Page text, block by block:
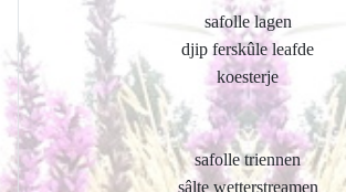
safolle lagen
djip ferskûle leafde
koesterje
safolle triennen
sâlte wetterstreamen